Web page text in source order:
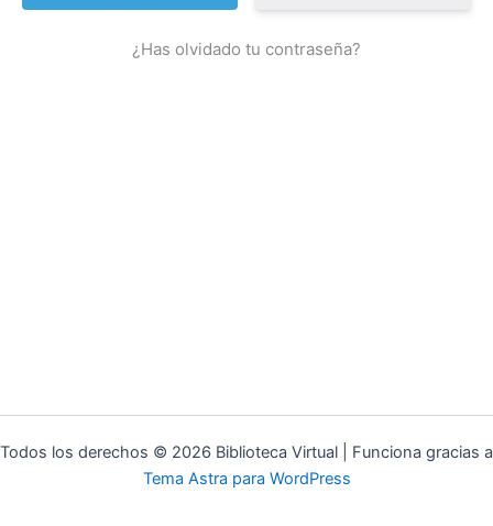
¿Has olvidado tu contraseña?
Todos los derechos © 2026 Biblioteca Virtual | Funciona gracias a
Tema Astra para WordPress